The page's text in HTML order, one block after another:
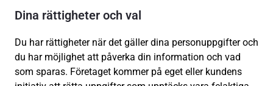
Dina rättigheter och val
Du har rättigheter när det gäller dina personuppgifter och
du har möjlighet att påverka din information och vad
som sparas. Företaget kommer på eget eller kundens